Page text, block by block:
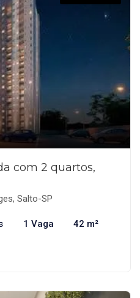
com 2 quartos,
Salto-SP
1 Vaga 42 m²